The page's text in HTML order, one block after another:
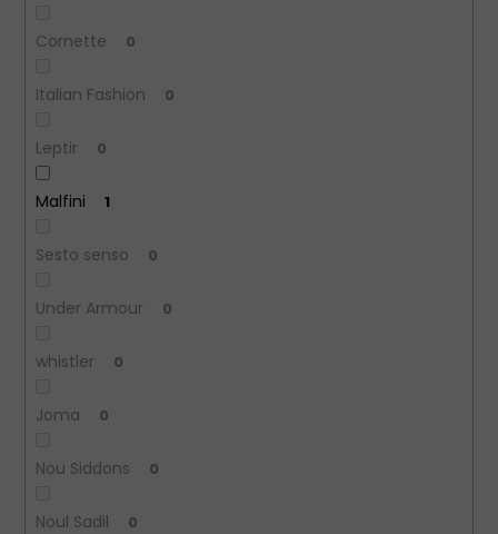
Cornette 0
Italian Fashion 0
Leptir 0
Malfini 1
Sesto senso 0
Under Armour 0
whistler 0
Joma 0
Nou Siddons 0
Noul Sadil 0